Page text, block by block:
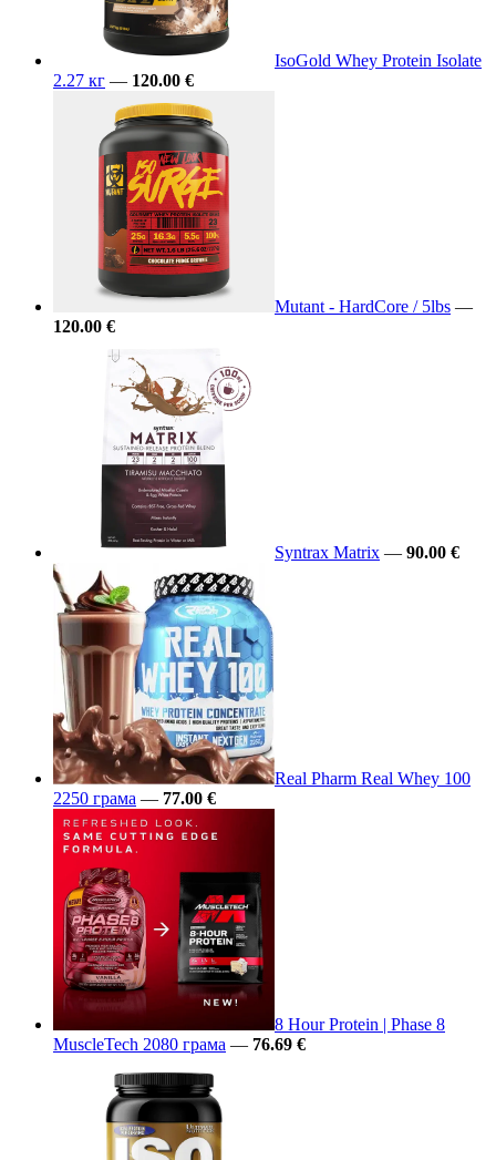
IsoGold Whey Protein Isolate
2.27 кг — 120.00 €
Mutant - HardCore / 5lbs —
120.00 €
Syntrax Matrix — 90.00 €
Real Pharm Real Whey 100
2250 грама — 77.00 €
8 Hour Protein | Phase 8
MuscleTech 2080 грама — 76.69 €